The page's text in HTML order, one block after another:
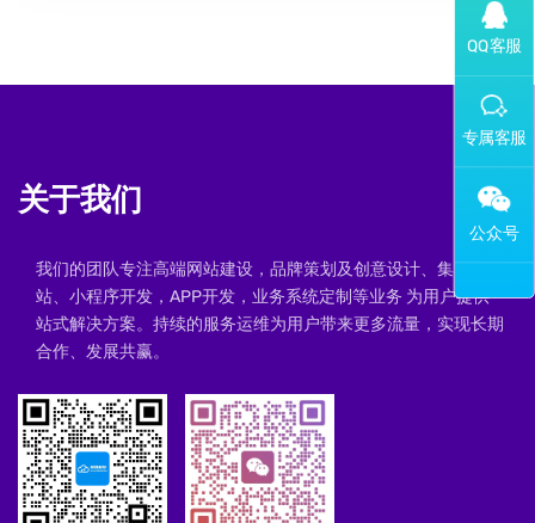
关于我们
我们的团队专注高端网站建设，品牌策划及创意设计、集群建
站、小程序开发，APP开发，业务系统定制等业务 为用户提供一
站式解决方案。持续的服务运维为用户带来更多流量，实现长期
合作、发展共赢。